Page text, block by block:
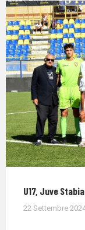
U17, Juve
22 Settembre